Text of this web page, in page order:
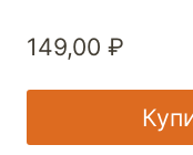
149,00 ₽